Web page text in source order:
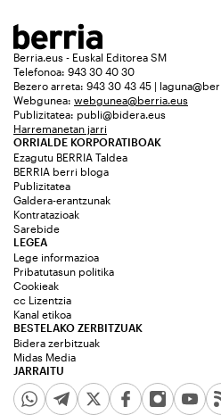
Berria.eus - Euskal Editorea SM
Telefonoa: 943 30 40 30
Bezero arreta: 943 30 43 45 |
Webgunea: webgunea@berria.eus
Publizitatea: publi@bidera.eus
Harremanetan jarri
ORRIALDE KORPORATIBOAK
Ezagutu BERRIA Taldea
BERRIA berri bloga
Publizitatea
Galdera-erantzunak
Kontratazioak
Sarebide
JARRAITU
LEGEA
Lege informazioa
Pribatutasun politika
Cookieak
cc Lizentzia
Kanal etikoa
BESTELAKO ZERBITZUAK
Bidera zerbitzuak
Midas Media